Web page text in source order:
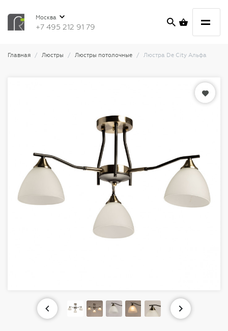
Москва
+7 495 212 91 79
Главная Люстры Люстры потолочные Люстра De City Альфа